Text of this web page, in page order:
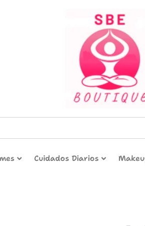
Cuidados Diarios